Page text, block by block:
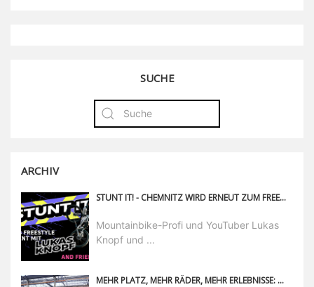
SUCHE
ARCHIV
STUNT IT! - CHEMNITZ WIRD ERNEUT ZUM FREESTYLE-HOTSPOT
Mountainbike-Profi und YouTuber Lukas
Knopf und ...
MEHR PLATZ, MEHR RÄDER, MEHR ERLEBNISSE: CYCLINGWORLD EUROPE 2026 IN DÜSSELDORF